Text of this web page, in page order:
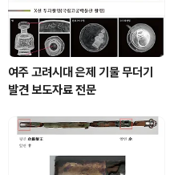
여주 고려시대 은제 기물 무더기
발견 보도자료 전문